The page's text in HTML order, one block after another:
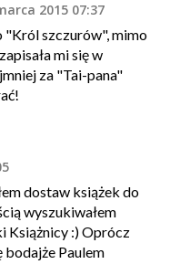
2015 07:37
"Król szczurów", mimo
mi się w
za "Tai-pana"
dostaw książek do
wyszukiwałem
Książnicy :) Oprócz
bodajże Paulem